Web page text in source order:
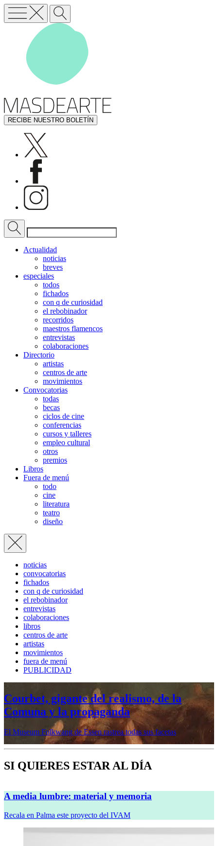
RECIBE NUESTRO BOLETÍN
Actualidad
noticias
breves
especiales
todos
fichados
con q de curiosidad
el rebobinador
recorridos
maestros flamencos
entrevistas
colaboraciones
Directorio
artistas
centros de arte
movimientos
Convocatorias
todas
becas
ciclos de cine
conferencias
cursos y talleres
empleo cultural
otros
premios
Libros
Fuera de menú
todo
cine
literatura
teatro
diseño
noticias
convocatorias
fichados
con q de curiosidad
el rebobinador
entrevistas
colaboraciones
libros
centros de arte
artistas
movimientos
fuera de menú
PUBLICIDAD
Mujeres prerrafaelitas, psiquiatría en la
vanguardia, Minor White o Dana
Lixenberg, en otoño en la Fundación
MAPFRE
Veremos cinco muestras en sus sedes de Madrid y Barcelona
SI QUIERES ESTAR AL DÍA
A media lumbre: material y memoria